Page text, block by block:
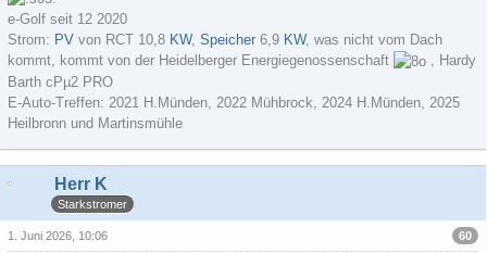
e-Golf seit 12 2020
Strom: PV von RCT 10,8 KW, Speicher 6,9 KW, was nicht vom Dach
kommt, kommt von der Heidelberger Energiegenossenschaft
, Hardy
Barth cPµ2 PRO
E-Auto-Treffen: 2021 H.Münden, 2022 Mühbrock, 2024 H.Münden, 2025
Heilbronn und Martinsmühle
Herr K
Starkstromer
60
1. Juni 2026, 10:06